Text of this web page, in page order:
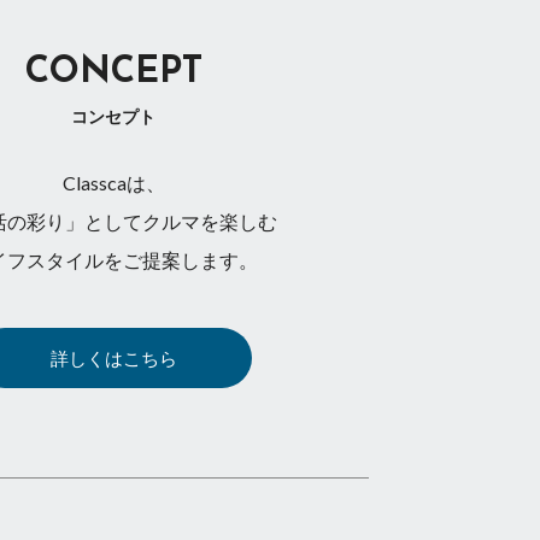
CONCEPT
コンセプト
Classcaは、
の彩り」としてクルマを楽しむ
フスタイルをご提案します。
詳しくはこちら